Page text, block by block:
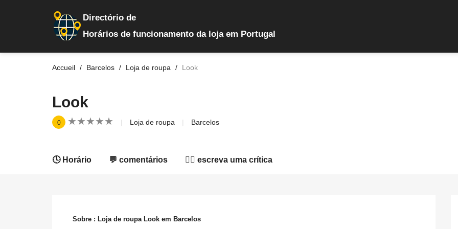
Directório de
Horários de funcionamento da loja em Portugal
Accueil Barcelos Loja de roupa Look
Look
0 ★★★★★
★★★★★ Loja de roupa Barcelos
🕓 Horário 💬 comentários ✍🏻 escreva uma crítica
Sobre : Loja de roupa Look em Barcelos